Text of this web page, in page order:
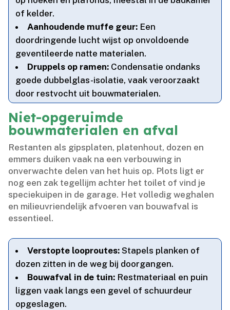
of kelder.​
Aanhoudende muffe geur: Een
doordringende lucht wijst op onvoldoende
geventileerde natte materialen.​
Druppels op ramen: Condensatie ondanks
goede dubbelglas-isolatie, vaak veroorzaakt
door restvocht uit bouwmaterialen.​
Niet-opgeruimde
bouwmaterialen en afval
Restanten als gipsplaten, platenhout, dozen en
emmers duiken vaak na een verbouwing in
onverwachte delen van het huis op.​ Plots ligt er
nog een zak tegellijm achter het toilet of vind je
speciekuipen in de garage.​ Het volledig weghalen
en milieuvriendelijk afvoeren van bouwafval is
essentieel.​
Verstopte looproutes: Stapels planken of
dozen zitten in de weg bij doorgangen.​
Bouwafval in de tuin: Restmateriaal en puin
liggen vaak langs een gevel of schuurdeur
opgeslagen.​